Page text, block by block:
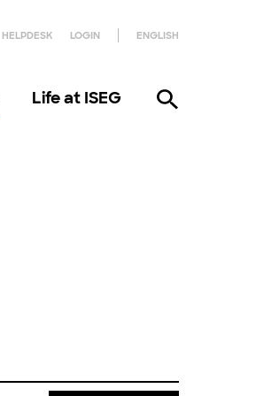
HELPDESK LOGIN ENGLISH
Life at ISEG